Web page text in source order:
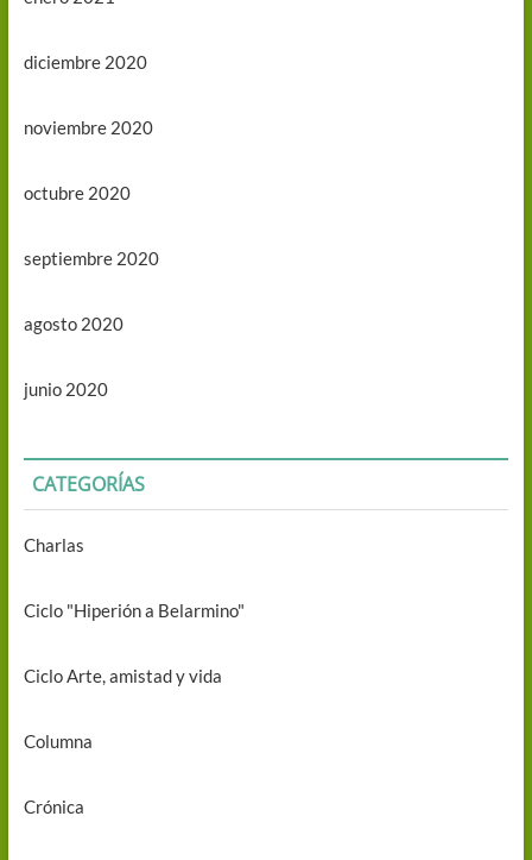
diciembre 2020
noviembre 2020
octubre 2020
septiembre 2020
agosto 2020
junio 2020
CATEGORÍAS
Charlas
Ciclo "Hiperión a Belarmino"
Ciclo Arte, amistad y vida
Columna
Crónica